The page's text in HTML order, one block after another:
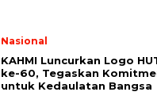
Nasional
KAHMI Luncurkan Logo
ke-60, Tegaskan
untuk Kedaulatan Bangsa